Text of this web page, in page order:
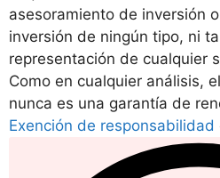
asesoramiento de inversión
inversión de ningún tipo, ni
representación de cualquier
Como en cualquier análisis,
nunca es una garantía de
Exención de responsabilidad